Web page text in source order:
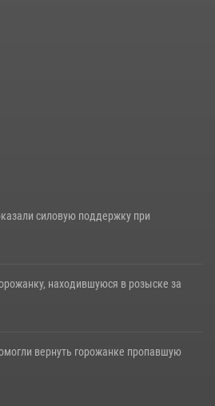
рублей (ВИДЕО)
силовую поддержку при
находившуюся в розыске за
вернуть горожанке пропавшую